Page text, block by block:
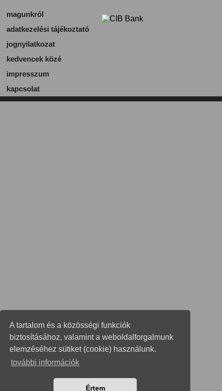
A tartalom és a közösségi funkciók
biztosításához, valamint a weboldalforgalmunk
elemzéséhez sütiket (cookie) használunk.
további információk
Értem
magunkról
adatkezelési tájékoztató
jognyilatkozat
kedvencek közé
impresszum
kapcsolat